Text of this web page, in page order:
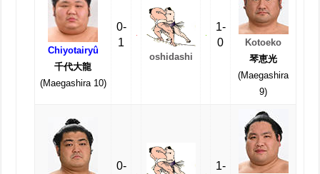
Chiyotairyû
千代大龍
(Maegashira 10)
0-
1
oshidashi
1-
0
Kotoeko
琴恵光
(Maegashira
9)
0-
1-